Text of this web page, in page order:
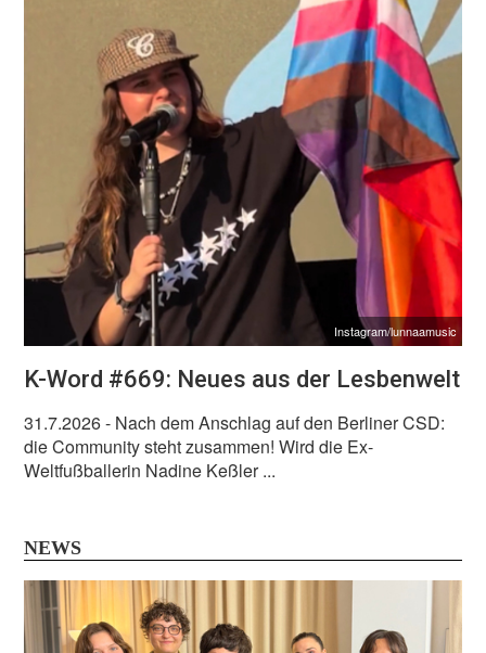
Instagram/lunnaamusic
K-Word #669: Neues aus der Lesbenwelt
31.7.2026- Nach dem Anschlag auf den Berliner CSD:
die Community steht zusammen! Wird die Ex-
Weltfußballerin Nadine Keßler ...
NEWS